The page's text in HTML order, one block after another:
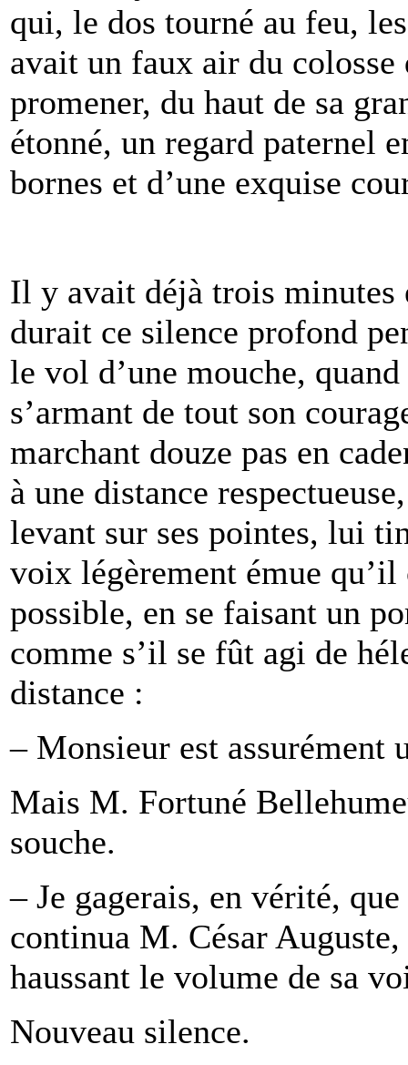
qui, le dos tourné au feu,
avait un faux air du
promener, du haut de sa
étonné, un regard paternel
bornes et d’une exquise
Il y avait déjà trois minutes
durait ce silence profond
le vol d’une mouche,
s’armant de tout son
marchant douze pas en
à une distance
levant sur ses pointes, lui
voix légèrement émue
possible, en se faisant un
comme s’il se fût agi de
distance :
– Monsieur est assurément
Mais M. Fortuné
souche.
– Je gagerais, en vérité,
continua M. César Auguste,
haussant le volume de sa
Nouveau silence.